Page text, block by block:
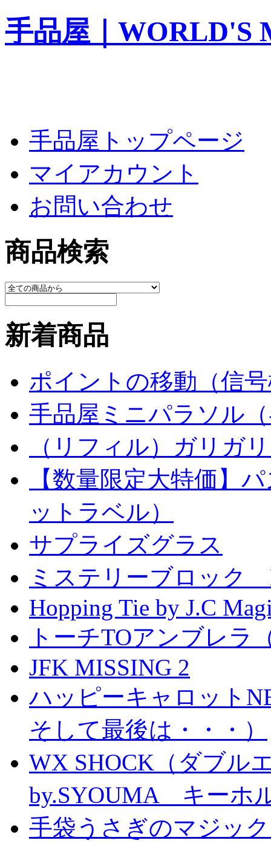
手品屋｜WORLD'S
手品屋トップページ
マイアカウント
お問い合わせ
商品検索
新着商品
ポイントの移動（信
手品屋ミニパラソル
（リフィル）ガリガ
【数量限定大特価】
ットラベル）
サプライズグラス
ミステリーブロック
Hopping Tie by J.C
トーチTOアンブレラ
JFK MISSING 2
ハッピーキャロット
そして最後は・・・）
WX SHOCK（ダブル
by.SYOUMA キーホ
手袋うさぎのマジッ